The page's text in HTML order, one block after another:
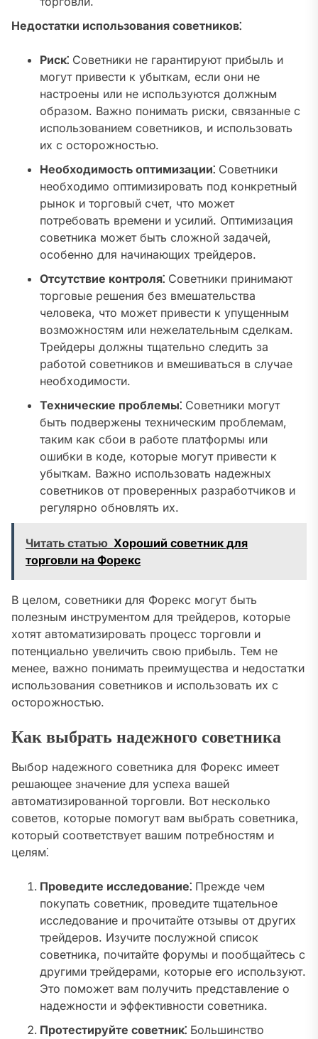
Недостатки использования советников⁚
Риск⁚ Советники не гарантируют прибыль и
могут привести к убыткам, если они не
настроены или не используются должным
образом. Важно понимать риски, связанные с
использованием советников, и использовать
их с осторожностью.
Необходимость оптимизации⁚ Советники
необходимо оптимизировать под конкретный
рынок и торговый счет, что может
потребовать времени и усилий. Оптимизация
советника может быть сложной задачей,
особенно для начинающих трейдеров.
Отсутствие контроля⁚ Советники принимают
торговые решения без вмешательства
человека, что может привести к упущенным
возможностям или нежелательным сделкам.
Трейдеры должны тщательно следить за
работой советников и вмешиваться в случае
необходимости.
Технические проблемы⁚ Советники могут
быть подвержены техническим проблемам,
таким как сбои в работе платформы или
ошибки в коде, которые могут привести к
убыткам. Важно использовать надежных
советников от проверенных разработчиков и
регулярно обновлять их.
Читать статью Хороший советник для
торговли на Форекс
В целом, советники для Форекс могут быть
полезным инструментом для трейдеров, которые
хотят автоматизировать процесс торговли и
потенциально увеличить свою прибыль. Тем не
менее, важно понимать преимущества и недостатки
использования советников и использовать их с
осторожностью.
Как выбрать надежного советника
Выбор надежного советника для Форекс имеет
решающее значение для успеха вашей
автоматизированной торговли. Вот несколько
советов, которые помогут вам выбрать советника,
который соответствует вашим потребностям и
целям⁚
Проведите исследование⁚ Прежде чем
покупать советник, проведите тщательное
исследование и прочитайте отзывы от других
трейдеров. Изучите послужной список
советника, почитайте форумы и пообщайтесь с
другими трейдерами, которые его используют.
Это поможет вам получить представление о
надежности и эффективности советника.
Протестируйте советник⁚ Большинство